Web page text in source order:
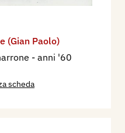
(Gian Paolo)
- anni '60
scheda